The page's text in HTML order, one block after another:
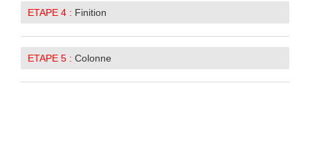
ETAPE 4 : Finition
ETAPE 5 : Colonne